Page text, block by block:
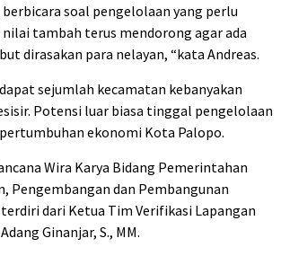
soal pengelolaan yang perlu
nilai tambah terus mendorong agar ada
dirasakan para nelayan, “kata Andreas.
sejumlah kecamatan kebanyakan
Potensi luar biasa tinggal pengelolaan
ekonomi Kota Palopo.
Wira Karya Bidang Pemerintahan
Pengembangan dan Pembangunan
dari Ketua Tim Verifikasi Lapangan
Ginanjar, S., MM.